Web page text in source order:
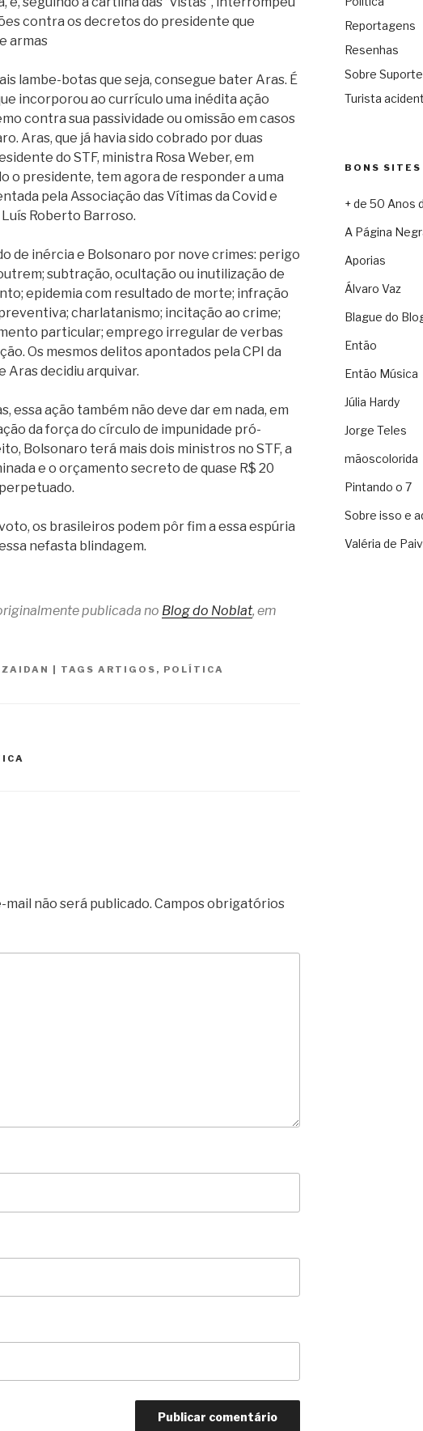
contra os decretos do presidente que
armas
lambe-botas que seja, consegue bater Aras. É
incorporou ao currículo uma inédita ação
contra sua passividade ou omissão em casos
Aras, que já havia sido cobrado por duas
do STF, ministra Rosa Weber, em
o presidente, tem agora de responder a uma
pela Associação das Vítimas da Covid e
Roberto Barroso.
de inércia e Bolsonaro por nove crimes: perigo
subtração, ocultação ou inutilização de
epidemia com resultado de morte; infração
charlatanismo; incitação ao crime;
particular; emprego irregular de verbas
Os mesmos delitos apontados pela CPI da
Aras decidiu arquivar.
essa ação também não deve dar em nada, em
da força do círculo de impunidade pró-
Bolsonaro terá mais dois ministros no STF, a
e o orçamento secreto de quase R$ 20
os brasileiros podem pôr fim a essa espúria
nefasta blindagem.
publicada no Blog do Noblat, em
| TAGS ARTIGOS , POLÍTICA
mail não será publicado. Campos obrigatórios
Reportagens
Resenhas
Sobre
Turista
BONS SITES
+ de 50 Anos
A Página
Aporias
Álvaro Vaz
Blague do
Então
Então Música
Júlia Hardy
Jorge Teles
mãoscolorida
Pintando o 7
Sobre isso e
Valéria de